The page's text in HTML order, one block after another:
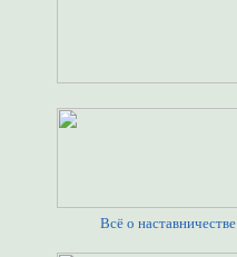
Всё о наставничестве